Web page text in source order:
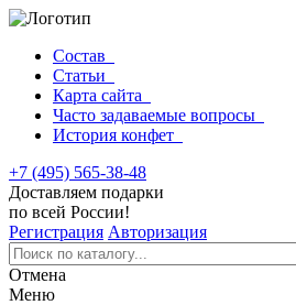
Состав
Статьи
Карта сайта
Часто задаваемые вопросы
История конфет
+7 (495) 565-38-48
Доставляем подарки
по всей России!
Регистрация Авторизация
Отмена
Меню